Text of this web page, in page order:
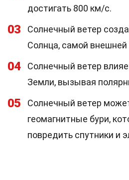
достигать 800 км/с.
03
Солнечный ветер
Солнца, самой внешней
04
Солнечный ветер
Земли, вызывая
05
Солнечный ветер
геомагнитные бури,
повредить спутники и